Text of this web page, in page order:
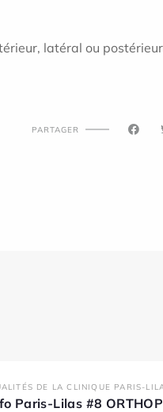
latéral ou
PARTAGER
DE LA CLINIQUE PARIS-
Paris-Lilas #8